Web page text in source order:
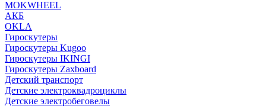
MOKWHEEL
АКБ
OKLA
Гироскутеры
Гироскутеры Kugoo
Гироскутеры IKINGI
Гироскутеры Zaxboard
Детский транспорт
Детские электроквадроциклы
Детские электробеговелы